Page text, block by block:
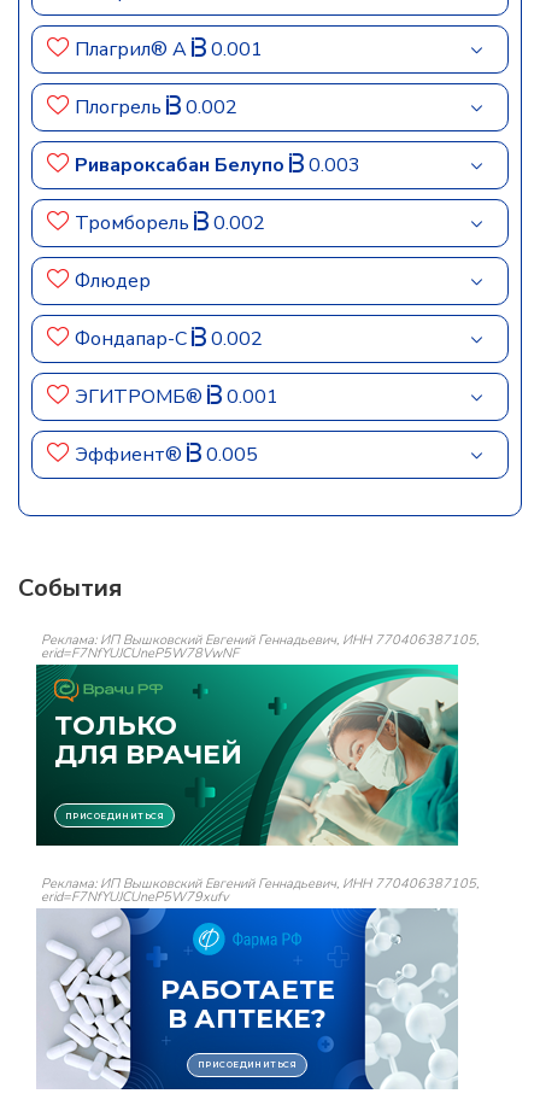
Плагрил® A 0.001
Плогрель 0.002
Ривароксабан Белупо 0.003
Тромборель 0.002
Флюдер
Фондапар-С 0.002
ЭГИТРОМБ® 0.001
Эффиент® 0.005
События
Реклама: ИП Вышковский Евгений Геннадьевич, ИНН 770406387105,
erid=F7NfYUJCUneP5W78VwNF
Реклама: ИП Вышковский Евгений Геннадьевич, ИНН 770406387105,
erid=F7NfYUJCUneP5W79xufv